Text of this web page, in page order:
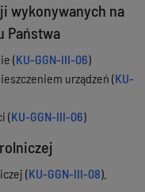
wykonywanych na
Państwa
(KU-GGN-III-06)
urządzeń (KU-
(KU-GGN-III-06)
(KU-GGN-III-08).